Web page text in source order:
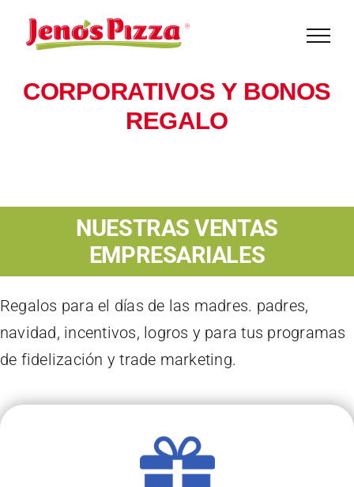
contenido
CORPORATIVOS Y BONOS
REGALO
NUESTRAS VENTAS
EMPRESARIALES
Regalos para el días de las madres. padres,
navidad, incentivos, logros y para tus programas
de fidelización y trade marketing.